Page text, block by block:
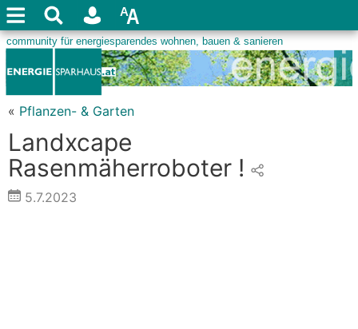
« Pflanzen- & Garten
Landxcape
Rasenmäherroboter !
5.7.2023